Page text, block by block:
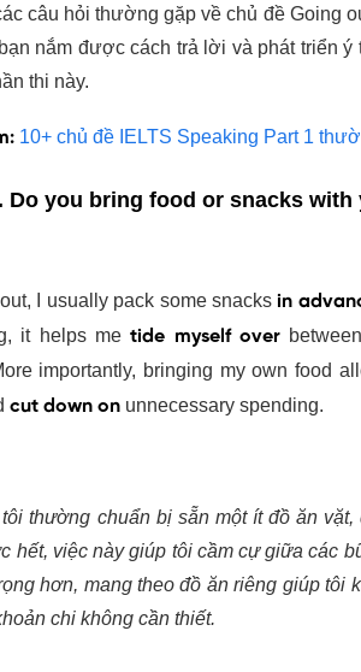
câu hỏi thường gặp về chủ đề
bạn nắm được cách trả lời và phát
phần thi này.
10+ chủ đề IELTS Speaking Part 1
you bring food or snacks with
out, I usually pack some snacksin
thing, it helps metide myself over
. More importantly, bringing my
I eat and cut down onunnecessary
tôi thường chuẩn bị sẵn một ít đồ ăn
Trước hết, việc này giúp tôi cầm cự
Quan trọng hơn, mang theo đồ ăn
giảm những khoản chi không cần thiết.